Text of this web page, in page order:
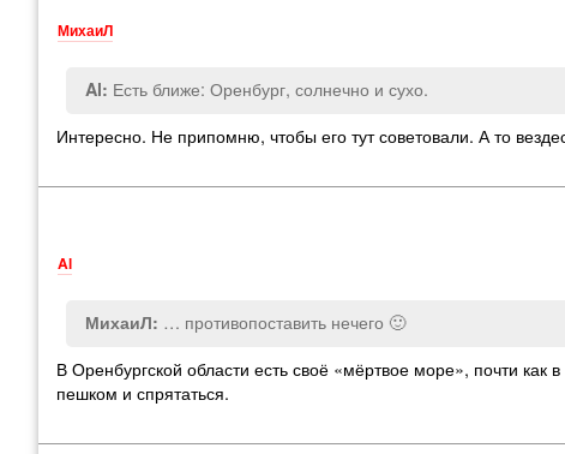
МихаиЛ
Al: Есть ближе: Оренбург, солнечно и сухо.
Интересно. Не припомню, чтобы его тут советовали. А то
Al
МихаиЛ: … противопоставить нечего 🙂
В Оренбургской области есть своё «мёртвое море», почти
пешком и спрятаться.